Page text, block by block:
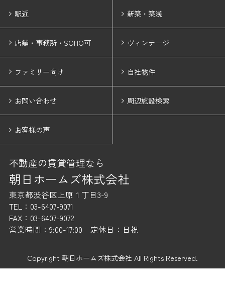
駅近 新築・築浅
店舗・事務所・SOHO可 ヴィンテージ
ファミリー向け 自社物件
お問い合わせ 周辺施設検索
お客様の声
不動産の賃貸管理なら
朝日ホームズ株式会社
東京都渋谷区上原１丁目3-9
TEL：03-6407-9071
FAX：03-6407-9072
営業時間：9:00-17:00 定休日：日祝
Copyright 朝日ホームズ株式会社 All Rights Reserved.